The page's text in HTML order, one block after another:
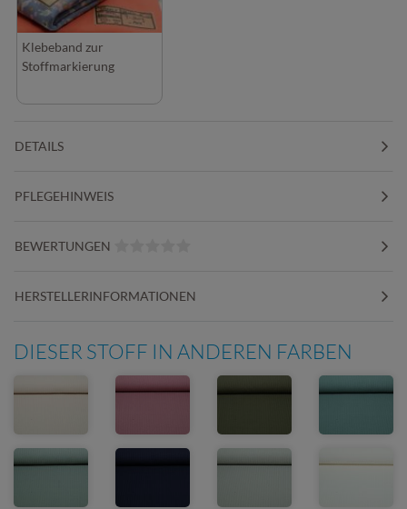
Klebeband zur
Stoffmarkierung
DETAILS
PFLEGEHINWEIS
BEWERTUNGEN
HERSTELLERINFORMATIONEN
DIESER STOFF IN ANDEREN FARBEN